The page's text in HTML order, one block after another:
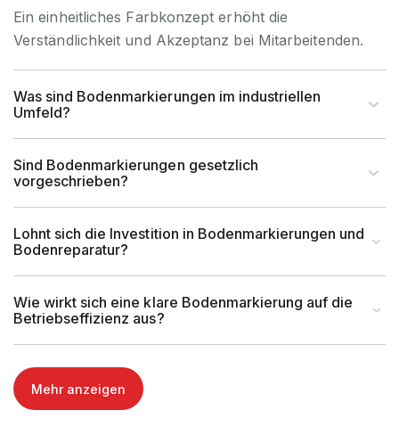
Ein einheitliches Farbkonzept erhöht die
Verständlichkeit und Akzeptanz bei Mitarbeitenden.
Was sind Bodenmarkierungen im industriellen
Umfeld?
Sind Bodenmarkierungen gesetzlich
vorgeschrieben?
Lohnt sich die Investition in Bodenmarkierungen und
Bodenreparatur?
Wie wirkt sich eine klare Bodenmarkierung auf die
Betriebseffizienz aus?
Mehr anzeigen